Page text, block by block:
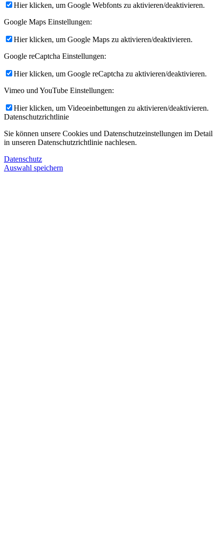
Hier klicken, um Google Webfonts zu aktivieren/deaktivieren.
Google Maps Einstellungen:
Hier klicken, um Google Maps zu aktivieren/deaktivieren.
Google reCaptcha Einstellungen:
Hier klicken, um Google reCaptcha zu aktivieren/deaktivieren.
Vimeo und YouTube Einstellungen:
Hier klicken, um Videoeinbettungen zu aktivieren/deaktivieren.
Datenschutzrichtlinie
Sie können unsere Cookies und Datenschutzeinstellungen im Detail
in unseren Datenschutzrichtlinie nachlesen.
Datenschutz
Auswahl speichern